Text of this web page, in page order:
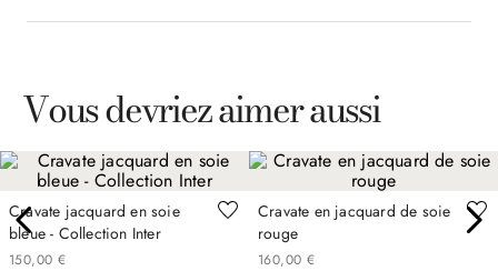
Vous devriez aimer aussi
Cravate jacquard en soie
bleue - Collection Inter
150,00 €
Cravate en jacquard de soie
rouge
160,00 €